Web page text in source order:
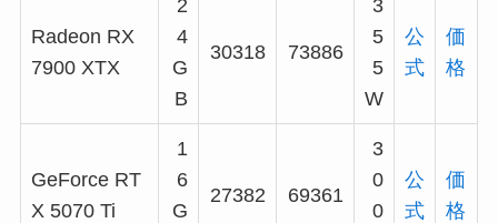
Radeon RX
7900 XTX
2
4
G
B
30318 73886
3
5
5
W
公
式
価
格
GeForce RT
X 5070 Ti
1
6
G
27382 69361
3
0
0
公
式
価
格